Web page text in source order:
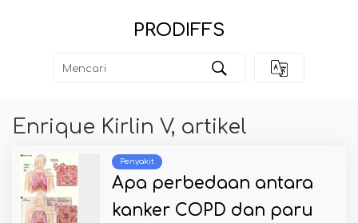
PRODIFFS
Enrique Kirlin V, artikel
Penyakit
Apa perbedaan antara
kanker COPD dan paru